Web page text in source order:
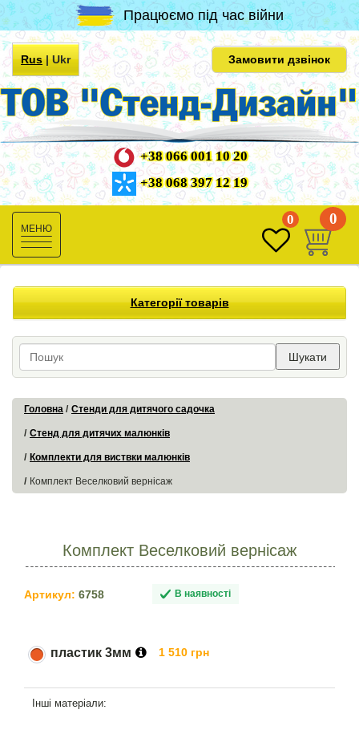
Працюємо під час війни
Rus|Ukr Замовити дзвінок
+38 066 001 10 20
+38 068 397 12 19
Toggle
navigation
0 0
Категорії товарів
Шукати
Головна Стенди для дитячого садочка
Стенд для дитячих малюнків
Комплекти для виствки малюнків
Комплект Веселковий вернісаж
Комплект Веселковий вернісаж
Артикул: 6758 В наявності
пластик 3мм 1 510 грн